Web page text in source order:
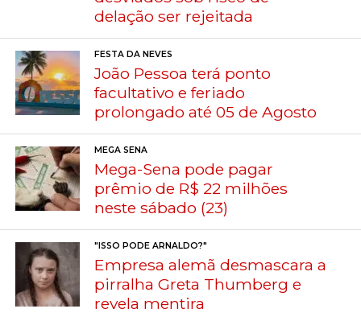
delação ser rejeitada
FESTA DA NEVES
João Pessoa terá ponto
facultativo e feriado
prolongado até 05 de Agosto
MEGA SENA
Mega-Sena pode pagar
prêmio de R$ 22 milhões
neste sábado (23)
"ISSO PODE ARNALDO?"
Empresa alemã desmascara a
pirralha Greta Thumberg e
revela mentira